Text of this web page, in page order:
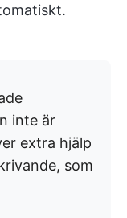
inte är
extra hjälp
som